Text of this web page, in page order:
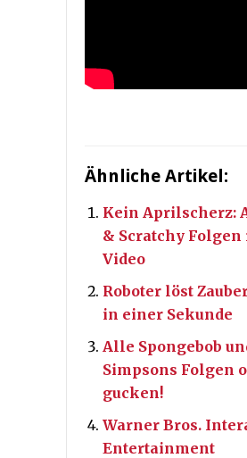
Ähnliche Artikel:
Kein Aprilscherz:
& Scratchy
Video
Roboter löst
in einer Sekunde
Alle Spongebob
Simpsons Folgen
gucken!
Warner Bros.
Entertainment